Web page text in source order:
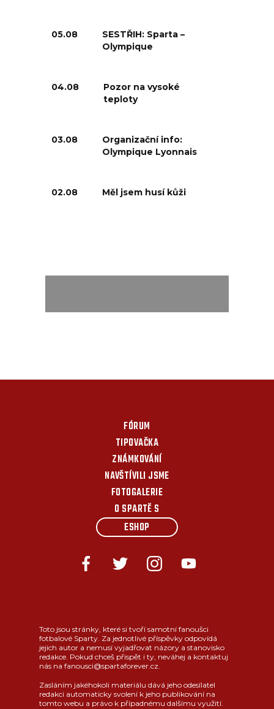
05.08
SESTŘIH: Sparta –
Olympique
04.08
Pozor na vysoké
teploty
03.08
Organizační info:
Olympique Lyonnais
02.08 Měl jsem husí kůži
FÓRUM
TIPOVAČKA
ZNÁMKOVÁNÍ
NAVŠTÍVILI JSME
FOTOGALERIE
O SPARTĚ S
ESHOP
Toto jsou stránky, které si tvoří samotní fanoušci
fotbalové Sparty. Za jednotlivé příspěvky odpovídá
jejich autor a nemusí vyjadřovat názory a stanovisko
redakce. Pokud chceš přispět i ty, neváhej a kontaktuj
nás na fanousci@spartaforever.cz.
Zasláním jakéhokoli materiálu dává jeho odesílatel
redakci automaticky svolení k jeho publikování na
tomto webu a právo k případnému dalšímu využití.